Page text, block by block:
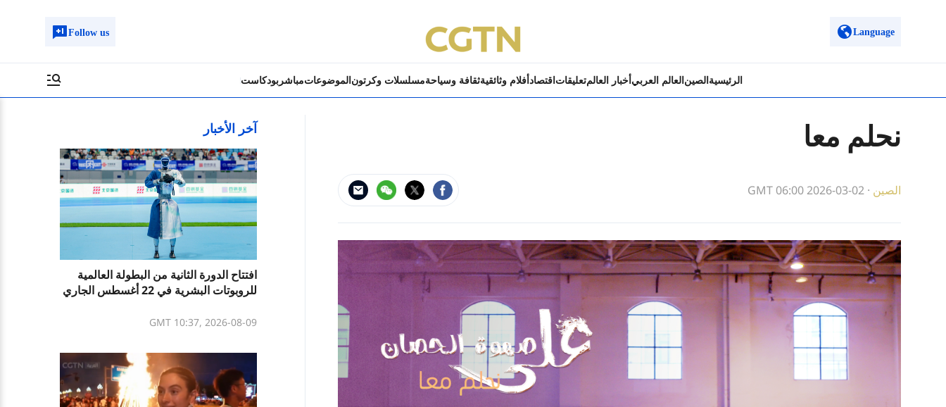
Language
Follow us
الرئيسية الصين العالم العربي أخبار العالمتعليقات اقتصاد أفلام وثائقيةثقافة وسياحةمسلسلات وكرتون الموضوعاتمباشربودكاست
نحلم معا
الصين ·
GMT 06:00 2026-03-02
آخر الأخبار
افتتاح الدورة الثانية من البطولة العالمية
للروبوتات البشرية في 22 أغسطس الجاري
GMT 10:37, 2026-08-09